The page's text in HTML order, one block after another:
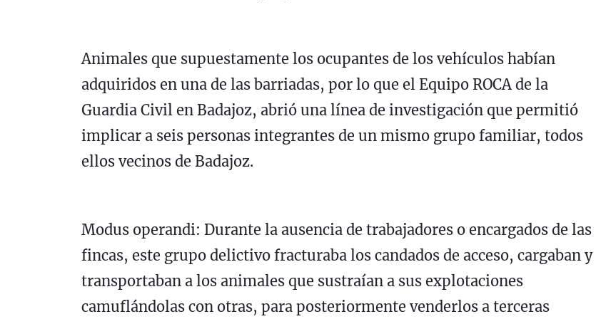
Animales que supuestamente los ocupantes de los vehículos habían
adquiridos en una de las barriadas, por lo que el Equipo ROCA de la
Guardia Civil en Badajoz, abrió una línea de investigación que permitió
implicar a seis personas integrantes de un mismo grupo familiar, todos
ellos vecinos de Badajoz.
Modus operandi: Durante la ausencia de trabajadores o encargados de las
fincas, este grupo delictivo fracturaba los candados de acceso, cargaban y
transportaban a los animales que sustraían a sus explotaciones
camuflándolas con otras, para posteriormente venderlos a terceras